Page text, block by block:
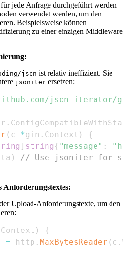
jede Anfrage durchgeführt werden
verwendet werden, um den
Beispielsweise können
zu einer einzigen Middleware
json ist relativ ineffizient. Sie
jsoniter ersetzen:
json-iterator/
.
( c *gin . Context )
{
] string { "message" :
)
// Use jsoniter for
Anforderungstextes:
Upload-Anforderungstexte, um den
Context )
{
= http . MaxBytesReader ( c .